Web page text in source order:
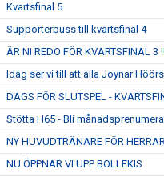
Kvartsfinal 5
Supporterbuss till kvartsfinal 4
ÄR NI REDO FÖR KVARTSFINAL 3
Idag ser vi till att alla Joynar
DAGS FÖR SLUTSPEL -
Stötta H65 - Bli
NY HUVUDTRÄNARE FÖR
NU ÖPPNAR VI UPP BOLLEKIS